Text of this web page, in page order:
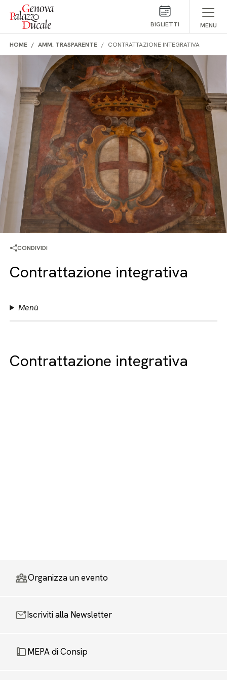
Salta al contenuto
BIGLIETTI MENU
HOME AMM. TRASPARENTE CONTRATTAZIONE INTEGRATIVA
CONDIVIDI
Contrattazione integrativa
Menù
Contrattazione integrativa
Organizza un evento
Iscriviti alla Newsletter
MEPA di Consip